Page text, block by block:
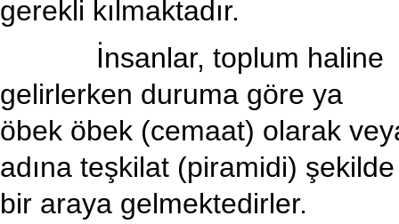
gerekli kılmaktadır.
İnsanlar, toplum haline
gelirlerken duruma göre ya
öbek öbek (cemaat) olarak
adına teşkilat (piramidi) şekilde
bir araya gelmektedirler.